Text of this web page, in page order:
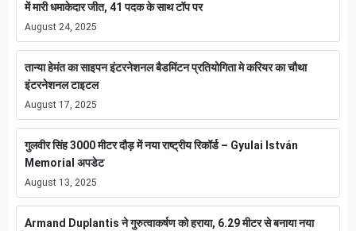
में मारी धमाकेदार जीत, 41 पदक के साथ टॉप पर
August 24, 2025
तान्या हेमंत का साइपन इंटरनेशनल बैडमिंटन प्रतियोगिता मे करियर का चौथा
इंटरनेशनल टाइटल
August 17, 2025
गुलवीर सिंह 3000 मीटर दौड़ में नया राष्ट्रीय रिकॉर्ड – Gyulai István
Memorial अपडेट
August 13, 2025
Armand Duplantis ने गुरुत्वाकर्षण को हराया, 6.29 मीटर से बनाया नया